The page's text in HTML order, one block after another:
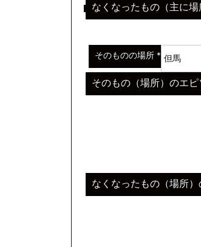
なくなったもの（主に
そのものの場所 *
そのもの（場所）のエピ
なくなったもの（場所）